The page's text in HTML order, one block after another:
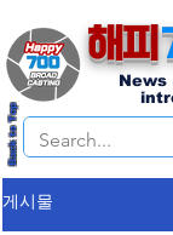
해피
News
Back to Top
게시물